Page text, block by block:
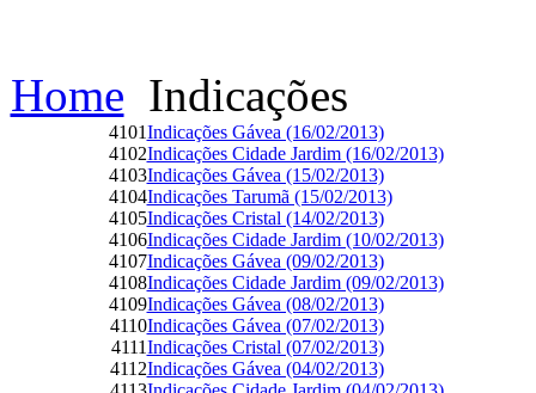
Home Indicações
4101Indicações Gávea (16/02/2013)
4102Indicações Cidade Jardim (16/02/2013)
4103Indicações Gávea (15/02/2013)
4104Indicações Tarumã (15/02/2013)
4105Indicações Cristal (14/02/2013)
4106Indicações Cidade Jardim (10/02/2013)
4107Indicações Gávea (09/02/2013)
4108Indicações Cidade Jardim (09/02/2013)
4109Indicações Gávea (08/02/2013)
4110Indicações Gávea (07/02/2013)
4111Indicações Cristal (07/02/2013)
4112Indicações Gávea (04/02/2013)